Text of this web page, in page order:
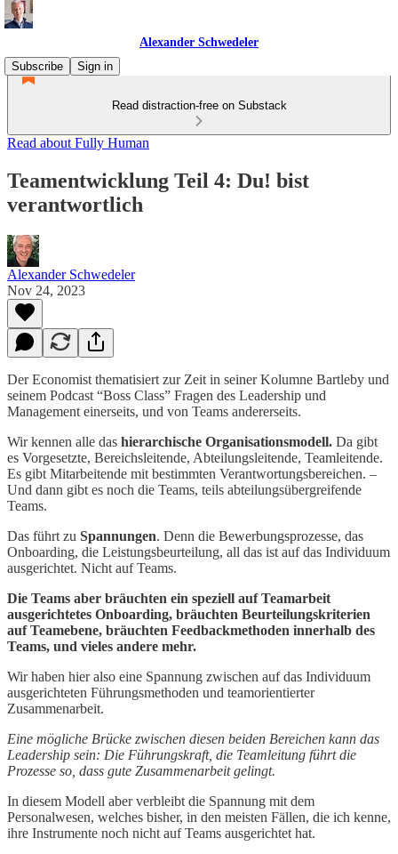
Alexander Schwedeler
Subscribe
Sign in
Read distraction-free on Substack
Read about Fully Human
Teamentwicklung Teil 4: Du! bist
verantwortlich
Alexander Schwedeler
Nov 24, 2023
Der Economist thematisiert zur Zeit in seiner Kolumne Bartleby und
seinem Podcast “Boss Class” Fragen des Leadership und
Management einerseits, und von Teams andererseits.
Wir kennen alle das hierarchische Organisationsmodell. Da gibt
es Vorgesetzte, Bereichsleitende, Abteilungsleitende, Teamleitende.
Es gibt Mitarbeitende mit bestimmten Verantwortungsbereichen. –
Und dann gibt es noch die Teams, teils abteilungsübergreifende
Teams.
Das führt zu Spannungen. Denn die Bewerbungsprozesse, das
Onboarding, die Leistungsbeurteilung, all das ist auf das Individuum
ausgerichtet. Nicht auf Teams.
Die Teams aber bräuchten ein speziell auf Teamarbeit
ausgerichtetes Onboarding, bräuchten Beurteilungskriterien
auf Teamebene, bräuchten Feedbackmethoden innerhalb des
Teams, und vieles andere mehr.
Wir haben hier also eine Spannung zwischen auf das Individuum
ausgerichteten Führungsmethoden und teamorientierter
Zusammenarbeit.
Eine mögliche Brücke zwischen diesen beiden Bereichen kann das
Leadership sein: Die Führungskraft, die Teamleitung führt die
Prozesse so, dass gute Zusammenarbeit gelingt.
In diesem Modell aber verbleibt die Spannung mit dem
Personalwesen, welches bisher, in den meisten Fällen, die ich kenne,
ihre Instrumente noch nicht auf Teams ausgerichtet hat.